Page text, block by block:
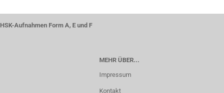
HSK-Aufnahmen Form A, E und F
MEHR ÜBER...
Impressum
Kontakt